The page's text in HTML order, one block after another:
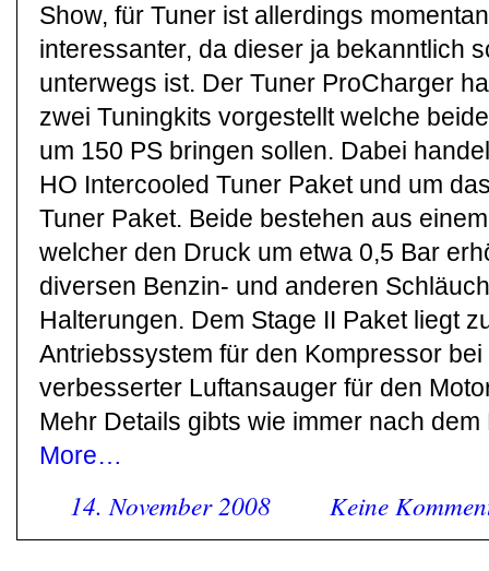
Show, für Tuner ist allerdings
interessanter, da dieser ja bekanntlich
unterwegs ist. Der Tuner ProCharger
zwei Tuningkits vorgestellt welche
um 150 PS bringen sollen. Dabei
HO Intercooled Tuner Paket und um
Tuner Paket. Beide bestehen aus
welcher den Druck um etwa 0,5 Bar
diversen Benzin- und anderen
Halterungen. Dem Stage II Paket liegt
Antriebssystem für den Kompressor
verbesserter Luftansauger für den
Mehr Details gibts wie immer nach dem
More…
14. November 2008 Keine